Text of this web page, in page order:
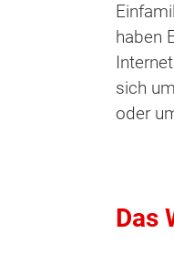
haben
sich
oder
Das